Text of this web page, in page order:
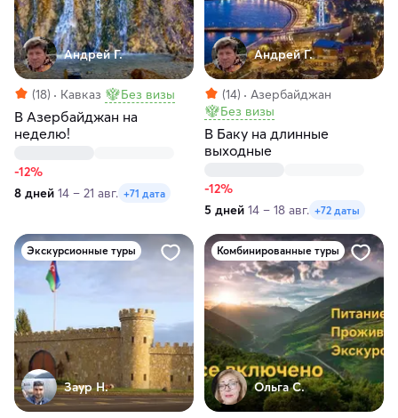
Андрей Г.
(18) Кавказ Без визы
В Азербайджан на
неделю!
-12%
8 дней 14 – 21 авг. +71 дата
Андрей Г.
(14)
Азербайджан
Без визы
В Баку на длинные
выходные
-12%
5 дней 14 – 18 авг. +72 даты
Экскурсионные туры
Заур Н.
Комбинированные туры
Ольга С.